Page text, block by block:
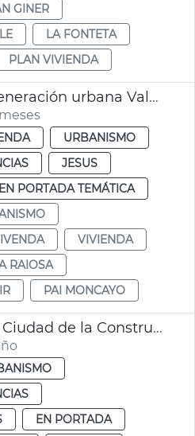
GINER
LA FONTETA
PLAN VIVIENDA
PAI Moncayo regeneración urbana València
URBANISMO
JESUS
EN PORTADA TEMÁTICA
VIVIENDA
RAIOSA
PAI MONCAYO
No conocimiento Ciudad de la Construcció
EN PORTADA